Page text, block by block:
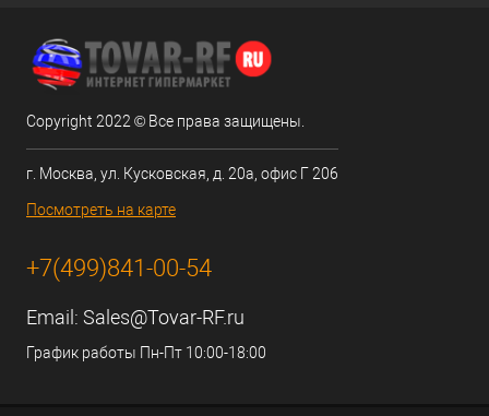
Copyright 2022 © Все права защищены.
г. Москва, ул. Кусковская, д. 20а, офис Г 206
Посмотреть на карте
+7(499)841-00-54
Email: Sales@Tovar-RF.ru
График работы Пн-Пт 10:00-18:00